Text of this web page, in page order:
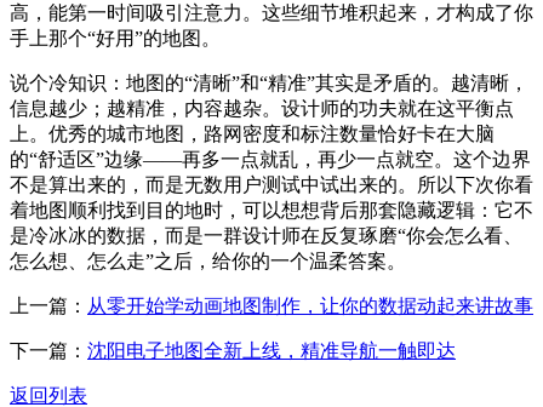
高，能第一时间吸引注意力。这些细节堆积起来，才构成了你
手上那个“好用”的地图。
说个冷知识：地图的“清晰”和“精准”其实是矛盾的。越清晰，
信息越少；越精准，内容越杂。设计师的功夫就在这平衡点
上。优秀的城市地图，路网密度和标注数量恰好卡在大脑
的“舒适区”边缘——再多一点就乱，再少一点就空。这个边界
不是算出来的，而是无数用户测试中试出来的。所以下次你看
着地图顺利找到目的地时，可以想想背后那套隐藏逻辑：它不
是冷冰冰的数据，而是一群设计师在反复琢磨“你会怎么看、
怎么想、怎么走”之后，给你的一个温柔答案。
上一篇： 从零开始学动画地图制作，让你的数据动起来讲故事
下一篇： 沈阳电子地图全新上线，精准导航一触即达
返回列表